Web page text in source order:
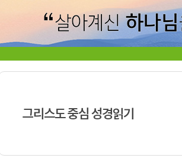
그리스도 중심 성경읽기